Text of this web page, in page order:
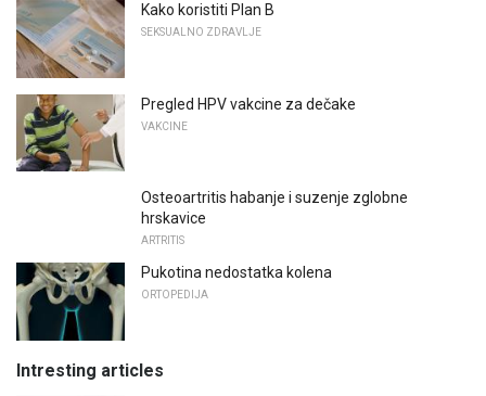
Kako koristiti Plan B
SEKSUALNO ZDRAVLJE
Pregled HPV vakcine za dečake
VAKCINE
Osteoartritis habanje i suzenje zglobne
hrskavice
ARTRITIS
Pukotina nedostatka kolena
ORTOPEDIJA
Intresting articles